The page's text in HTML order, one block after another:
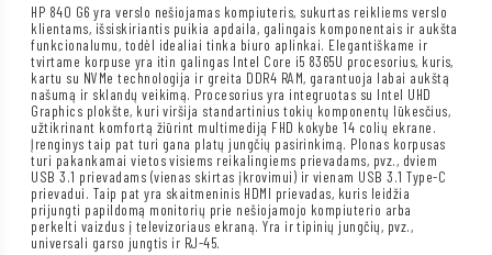
HP 840 G6 yra verslo nešiojamas kompiuteris, sukurtas reikliems verslo
klientams, išsiskiriantis puikia apdaila, galingais komponentais ir aukšta
funkcionalumu, todėl idealiai tinka biuro aplinkai. Elegantiškame ir
tvirtame korpuse yra itin galingas Intel Core i5 8365U procesorius, kuris,
kartu su NVMe technologija ir greita DDR4 RAM, garantuoja labai aukštą
našumą ir sklandų veikimą. Procesorius yra integruotas su Intel UHD
Graphics plokšte, kuri viršija standartinius tokių komponentų lūkesčius,
užtikrinant komfortą žiūrint multimediją FHD kokybe 14 colių ekrane.
Įrenginys taip pat turi gana platų jungčių pasirinkimą. Plonas korpusas
turi pakankamai vietos visiems reikalingiems prievadams, pvz., dviem
USB 3.1 prievadams (vienas skirtas įkrovimui) ir vienam USB 3.1 Type-C
prievadui. Taip pat yra skaitmeninis HDMI prievadas, kuris leidžia
prijungti papildomą monitorių prie nešiojamojo kompiuterio arba
perkelti vaizdus į televizoriaus ekraną. Yra ir tipinių jungčių, pvz.,
universali garso jungtis ir RJ-45.